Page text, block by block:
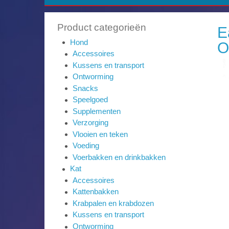
Product categorieën
Hond
Accessoires
Kussens en transport
Ontworming
Snacks
Speelgoed
Supplementen
Verzorging
Vlooien en teken
Voeding
Voerbakken en drinkbakken
Kat
Accessoires
Kattenbakken
Krabpalen en krabdozen
Kussens en transport
Ontworming